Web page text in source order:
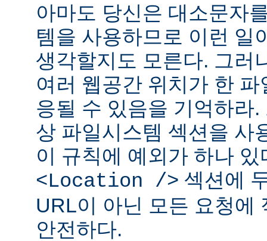
아마도 당신은 대소문자
템을 사용하므로 이런 일
생각할지도 모른다. 그러
여러 웹공간 위치가 한
응될 수 있음을 기억하라
상 파일시스템 섹션을 사
이 규칙에 예외가 하나
<Location /> 섹션에
URL이 아닌 모든 요청에
안전하다.